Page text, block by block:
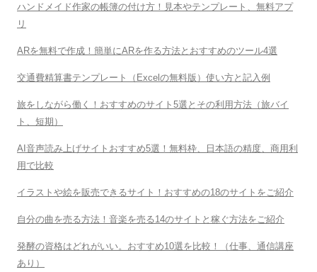
ハンドメイド作家の帳簿の付け方！見本やテンプレート、無料アプ
リ
ARを無料で作成！簡単にARを作る方法とおすすめのツール4選
交通費精算書テンプレート（Excelの無料版）使い方と記入例
旅をしながら働く！おすすめのサイト5選とその利用方法（旅バイ
ト、短期）
AI音声読み上げサイトおすすめ5選！無料枠、日本語の精度、商用利
用で比較
イラストや絵を販売できるサイト！おすすめの18のサイトをご紹介
自分の曲を売る方法！音楽を売る14のサイトと稼ぐ方法をご紹介
発酵の資格はどれがいい。おすすめ10選を比較！（仕事、通信講座
あり）